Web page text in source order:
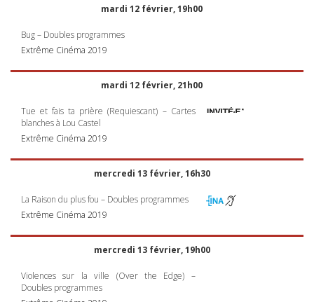
mardi 12 février, 19h00
Bug – Doubles programmes
Extrême Cinéma 2019
mardi 12 février, 21h00
Tue et fais ta prière (Requiescant) – Cartes
blanches à Lou Castel
Extrême Cinéma 2019
mercredi 13 février, 16h30
La Raison du plus fou – Doubles programmes
Extrême Cinéma 2019
mercredi 13 février, 19h00
Violences sur la ville (Over the Edge) –
Doubles programmes